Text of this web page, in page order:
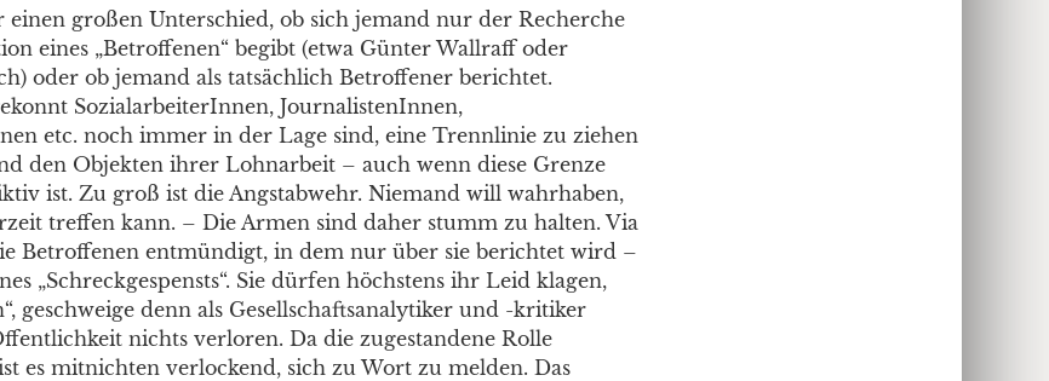
einen großen Unterschied, ob sich jemand nur der Recherche
eines „Betroffenen“ begibt (etwa Günter Wallraff oder
oder ob jemand als tatsächlich Betroffener berichtet.
SozialarbeiterInnen, JournalistenInnen,
etc. noch immer in der Lage sind, eine Trennlinie zu ziehen
den Objekten ihrer Lohnarbeit – auch wenn diese Grenze
ist. Zu groß ist die Angstabwehr. Niemand will wahrhaben,
treffen kann. – Die Armen sind daher stumm zu halten. Via
Betroffenen entmündigt, in dem nur über sie berichtet wird –
„Schreckgespensts“. Sie dürfen höchstens ihr Leid klagen,
geschweige denn als Gesellschaftsanalytiker und -kritiker
nichts verloren. Da die zugestandene Rolle
es mitnichten verlockend, sich zu Wort zu melden. Das